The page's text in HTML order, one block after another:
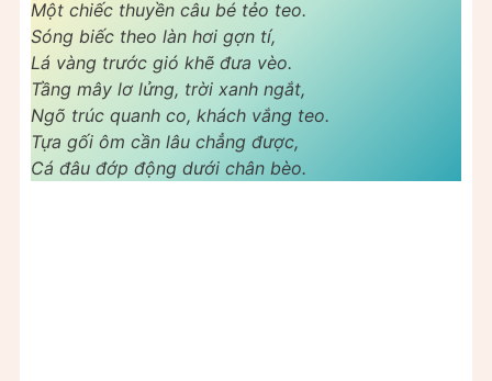
Một chiếc thuyền câu bé tẻo teo.
Sóng biếc theo làn hơi gợn tí,
Lá vàng trước gió khẽ đưa vèo.
Tầng mây lơ lửng, trời xanh ngắt,
Ngõ trúc quanh co, khách vắng teo.
Tựa gối ôm cần lâu chẳng được,
Cá đâu đớp động dưới chân bèo.